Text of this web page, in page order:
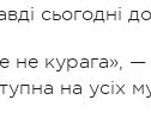
сьогодні
курага», —
на усіх